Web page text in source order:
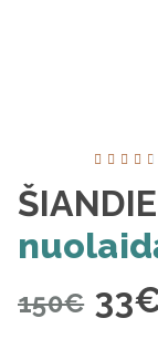
    
150€